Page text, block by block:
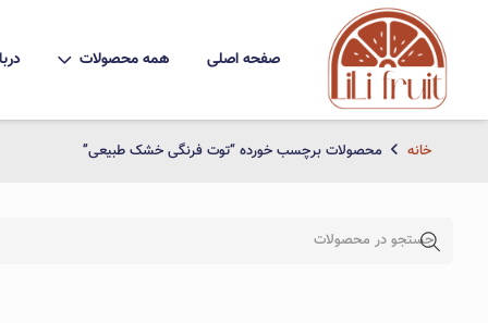
صفحه اصلی همه محصولات
خانه محصولات برچسب خورده “توت فرنگی خشک طبیعی”